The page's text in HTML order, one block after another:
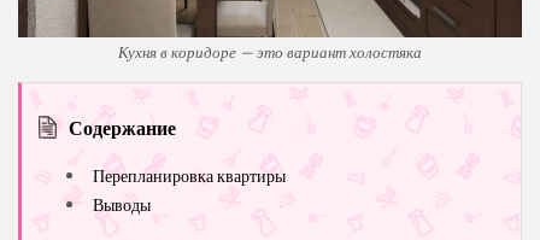
Кухня в коридоре — это вариант холостяка
Содержание
Перепланировка квартиры
Выводы